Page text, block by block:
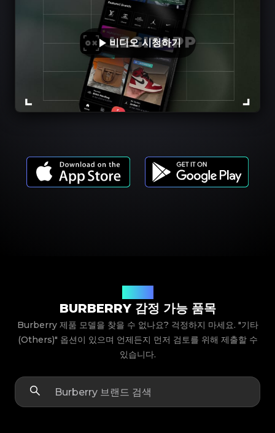
비디오 시청하기
BURBERRY 감정 가능 품목
Burberry 제품 모델을 찾을 수 없나요? 걱정하지 마세요. "기타
(Others)" 옵션이 있으며 언제든지 먼저 검토를 위해 제출할 수
있습니다.